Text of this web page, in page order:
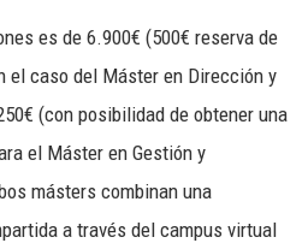
es de 6.900€ (500€ reserva de
el caso del Máster en Dirección y
(con posibilidad de obtener una
el Máster en Gestión y
másters combinan una
a través del campus virtual